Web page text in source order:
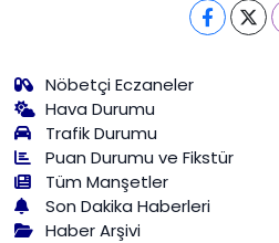
Nöbetçi Eczaneler
Hava Durumu
Trafik Durumu
Puan Durumu ve Fikstür
Tüm Manşetler
Son Dakika Haberleri
Haber Arşivi